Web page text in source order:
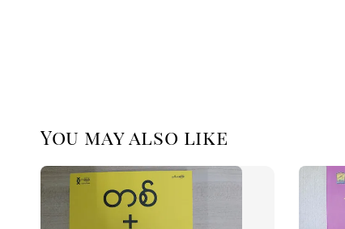
You may also like